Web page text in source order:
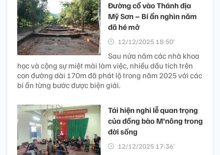
Đường cổ vào Thánh địa
Mỹ Sơn – Bí ẩn nghìn năm
đã hé mở
12/12/2025 18:50’
Sau nửa năm các nhà khoa
học và cộng sự miệt mài làm việc, nhiều dấu tích trên
con đường dài 170m đã phát lộ trong năm 2025 với các
bí ẩn từng bước được biện giải.
Tái hiện nghi lễ quan trọng
của đồng bào M’nông trong
đời sống
12/12/2025 17:36’